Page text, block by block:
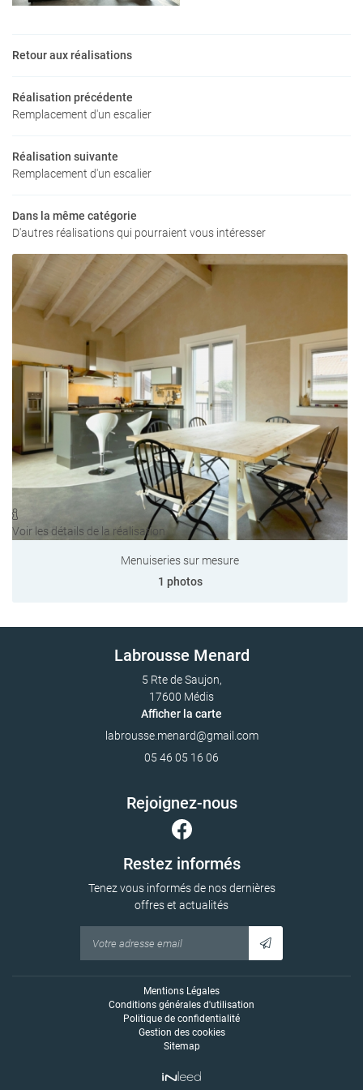
ACCUEIL
MENUISERIE
& BARDAGE
RÉALISATIONS
AVIS
CONTACT
Rejoignez-
Restez
INSCRIPTION
utilisant le formulaire de désinscription
Retour aux réalisations
Réalisation précédente
Remplacement d'un escalier
Réalisation suivante
Remplacement d'un escalier
Dans la même catégorie
D'autres réalisations qui pourraient vous intéresser

Voir les détails de la réalisation
Menuiseries sur mesure
1 photos
Labrousse Menard
5 Rte de Saujon,
17600 Médis
Afficher la carte
05 46 05 16 06
Rejoignez-nous
Restez informés
Tenez vous informés de nos dernières
offres et actualités
Mentions Légales
Conditions générales d'utilisation
Politique de confidentialité
Gestion des cookies
Sitemap